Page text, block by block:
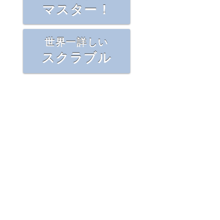
マスター！
世界一詳しい
スクラブル